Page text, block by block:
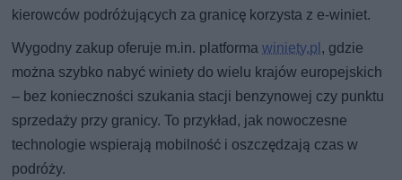
kierowców podróżujących za granicę korzysta z e-winiet.
Wygodny zakup oferuje m.in. platformawiniety.pl, gdzie
można szybko nabyć winiety do wielu krajów europejskich
– bez konieczności szukania stacji benzynowej czy punktu
sprzedaży przy granicy. To przykład, jak nowoczesne
technologie wspierają mobilność i oszczędzają czas w
podróży.